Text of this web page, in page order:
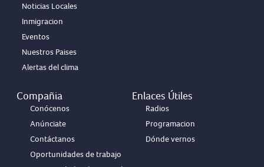
Noticias Locales
Inmigracion
Eventos
Nuestros Paises
Alertas del clima
Compañia
Conócenos
Anúnciate
Contáctanos
Oportunidades de trabajo
Enlaces Útiles
Radios
Programacion
Dónde vernos